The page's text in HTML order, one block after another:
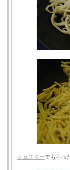
ａｕスターでもらっ